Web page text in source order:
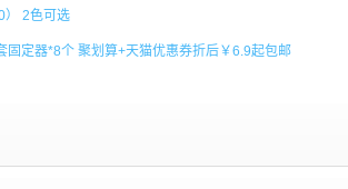
） 2色可选
固定器*8个 聚划算+天猫优惠券折后￥6.9起包邮